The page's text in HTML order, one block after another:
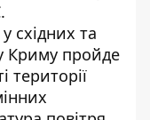
східних та
Криму пройде
території